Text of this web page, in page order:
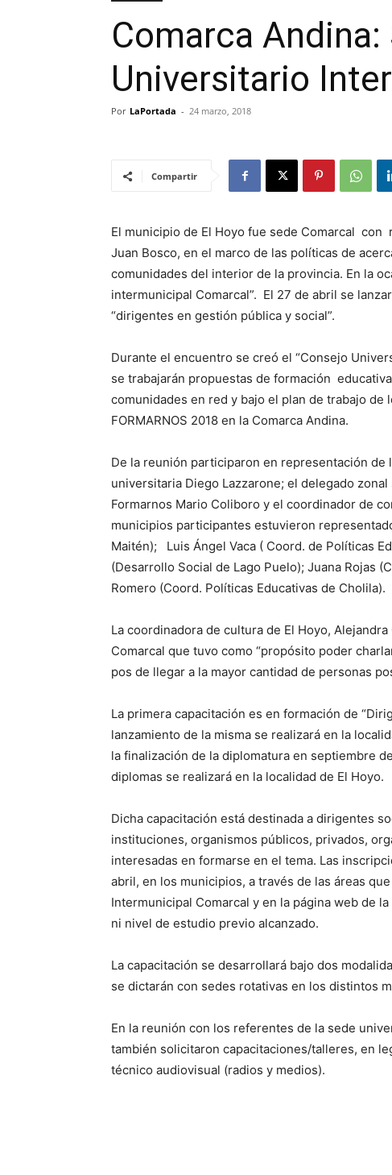
Comarca
Universitario
Por LaPortada - 24 marzo, 2018
Compartir
El municipio de El Hoyo fue sede Comarcal con
Juan Bosco, en el marco de las políticas de
comunidades del interior de la provincia. En la
intermunicipal Comarcal”. El 27 de abril se
“dirigentes en gestión pública y social”.
Durante el encuentro se creó el “Consejo
se trabajarán propuestas de formación
comunidades en red y bajo el plan de trabajo
FORMARNOS 2018 en la Comarca Andina.
De la reunión participaron en representación de
universitaria Diego Lazzarone; el delegado
Formarnos Mario Coliboro y el coordinador de
municipios participantes estuvieron
Maitén); Luis Ángel Vaca ( Coord. de Políticas
(Desarrollo Social de Lago Puelo); Juana Rojas
Romero (Coord. Políticas Educativas de Cholila).
La coordinadora de cultura de El Hoyo,
Comarcal que tuvo como “propósito poder
pos de llegar a la mayor cantidad de personas
La primera capacitación es en formación de
lanzamiento de la misma se realizará en la
la finalización de la diplomatura en septiembre
diplomas se realizará en la localidad de El Hoyo.
Dicha capacitación está destinada a dirigentes
instituciones, organismos públicos, privados,
interesadas en formarse en el tema. Las
abril, en los municipios, a través de las áreas
Intermunicipal Comarcal y en la página web de
ni nivel de estudio previo alcanzado.
La capacitación se desarrollará bajo dos
se dictarán con sedes rotativas en los distintos
En la reunión con los referentes de la sede
también solicitaron capacitaciones/talleres, en
técnico audiovisual (radios y medios).